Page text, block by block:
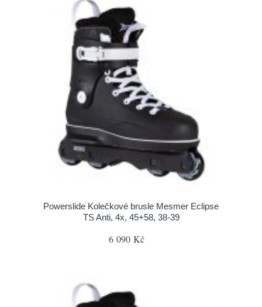
Powerslide Kolečkové brusle Mesmer Eclipse
TS Anti, 4x, 45+58, 38-39
6 090 Kč